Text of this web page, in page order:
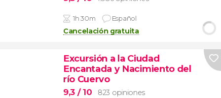
1h 30m Español
Cancelación gratuita
Excursión a la Ciudad
Encantada y Nacimiento del
río Cuervo
9,3 / 10 823 opiniones